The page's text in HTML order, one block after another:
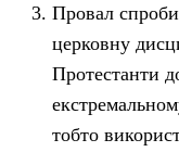
Провал
церковну
Протестанти
тобто